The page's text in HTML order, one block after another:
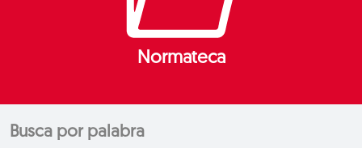
Normateca
Busca por palabra